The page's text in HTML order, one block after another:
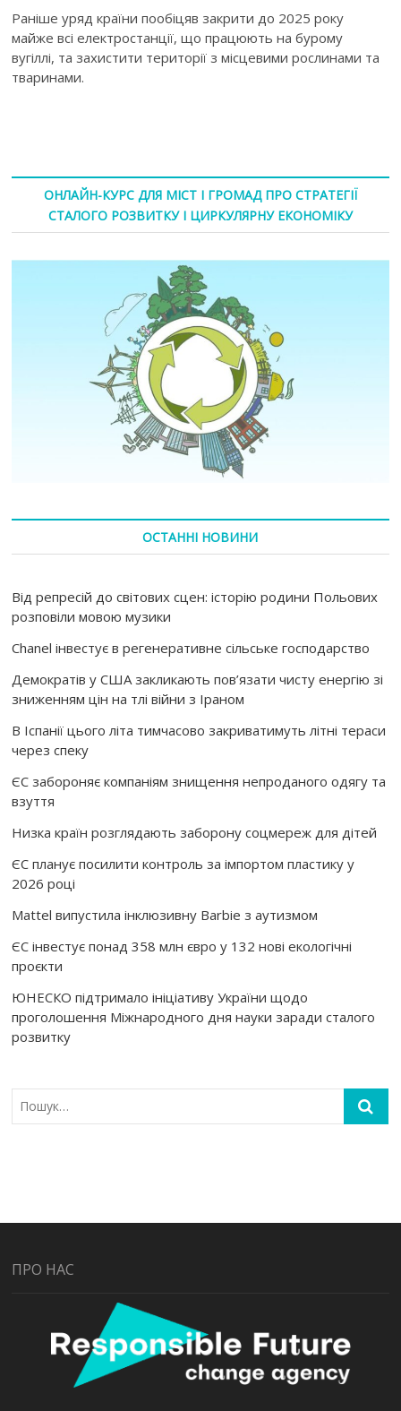
Раніше уряд країни пообіцяв закрити до 2025 року
майже всі електростанції, що працюють на бурому
вугіллі, та захистити території з місцевими рослинами та
тваринами.
ОНЛАЙН-КУРС ДЛЯ МІСТ І ГРОМАД ПРО СТРАТЕГІЇ
СТАЛОГО РОЗВИТКУ І ЦИРКУЛЯРНУ ЕКОНОМІКУ
ОСТАННІ НОВИНИ
Від репресій до світових сцен: історію родини Польових
розповіли мовою музики
Chanel інвестує в регенеративне сільське господарство
Демократів у США закликають пов’язати чисту енергію зі
зниженням цін на тлі війни з Іраном
В Іспанії цього літа тимчасово закриватимуть літні тераси
через спеку
ЄС забороняє компаніям знищення непроданого одягу та
взуття
Низка країн розглядають заборону соцмереж для дітей
ЄС планує посилити контроль за імпортом пластику у
2026 році
Mattel випустила інклюзивну Barbie з аутизмом
ЄС інвестує понад 358 млн євро у 132 нові екологічні
проєкти
ЮНЕСКО підтримало ініціативу України щодо
проголошення Міжнародного дня науки заради сталого
розвитку
ПРО НАС